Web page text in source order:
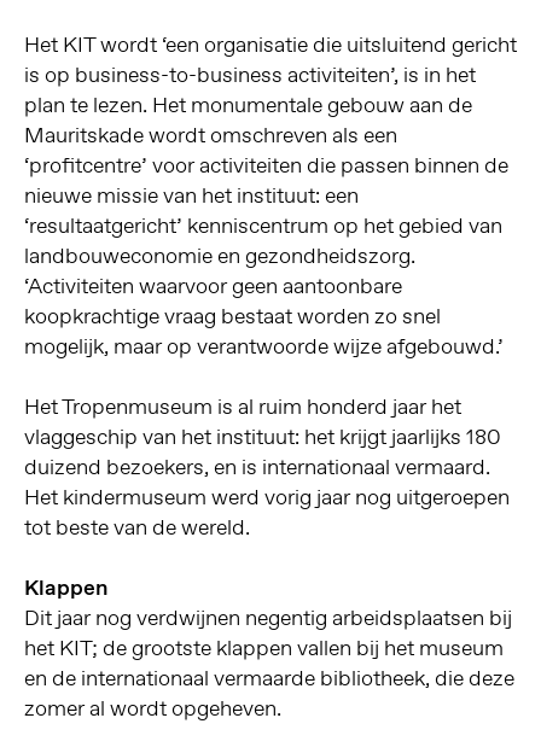
Het KIT wordt ‘een organisatie die uitsluitend gericht
is op business-to-business activiteiten’, is in het
plan te lezen. Het monumentale gebouw aan de
Mauritskade wordt omschreven als een
‘profitcentre’ voor activiteiten die passen binnen de
nieuwe missie van het instituut: een
‘resultaatgericht’ kenniscentrum op het gebied van
landbouweconomie en gezondheidszorg.
‘Activiteiten waarvoor geen aantoonbare
koopkrachtige vraag bestaat worden zo snel
mogelijk, maar op verantwoorde wijze afgebouwd.’
Het Tropenmuseum is al ruim honderd jaar het
vlaggeschip van het instituut: het krijgt jaarlijks 180
duizend bezoekers, en is internationaal vermaard.
Het kindermuseum werd vorig jaar nog uitgeroepen
tot beste van de wereld.
Klappen
Dit jaar nog verdwijnen negentig arbeidsplaatsen bij
het KIT; de grootste klappen vallen bij het museum
en de internationaal vermaarde bibliotheek, die deze
zomer al wordt opgeheven.